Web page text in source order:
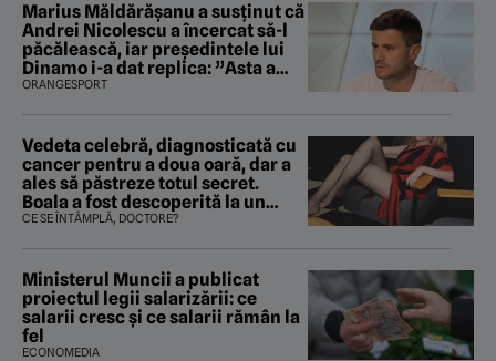
Marius Măldărăşanu a susţinut că
Andrei Nicolescu a încercat să-l
păcălească, iar preşedintele lui
Dinamo i-a dat replica: ”Asta a
fost istoria”
ORANGESPORT
Vedeta celebră, diagnosticată cu
cancer pentru a doua oară, dar a
ales să păstreze totul secret.
Boala a fost descoperită la un
control de rutină
CE SE ÎNTÂMPLĂ, DOCTORE?
Ministerul Muncii a publicat
proiectul legii salarizării: ce
salarii cresc și ce salarii rămân la
fel
ECONOMEDIA